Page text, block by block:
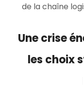
de la chaîne
Une crise
les choix